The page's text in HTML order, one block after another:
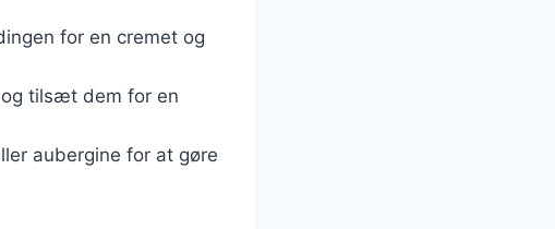
for en cremet og
tilsæt dem for en
aubergine for at gøre